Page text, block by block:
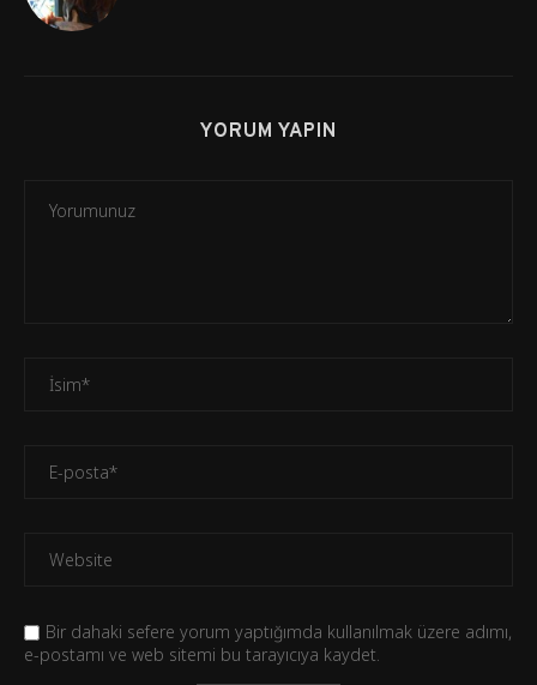
YORUM YAPIN
Bir dahaki sefere yorum yaptığımda kullanılmak üzere adımı,
e-postamı ve web sitemi bu tarayıcıya kaydet.